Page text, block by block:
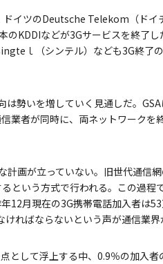
イツのDeutsche Telekom（ドイ
KDDIなどが3Gサービスを終了し
ｌ（シンテル）なども3G終了
勢いを増していく見通しだ。
業者が同時に、両ネットワークを
画が立っていない。旧世代通信
という方式で行われる。この過程
12月現在の3G携帯電話加入者は
ればならないという声が通信業界
として浮上する中、0.9％の加入